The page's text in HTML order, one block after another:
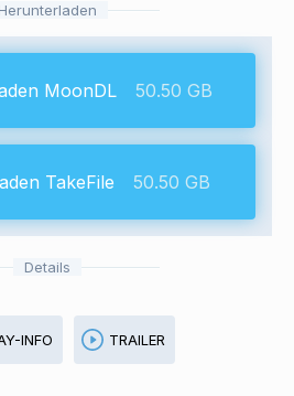
Herunterladen
MoonDL 50.50 GB
TakeFile 50.50 GB
Details
INFO TRAILER